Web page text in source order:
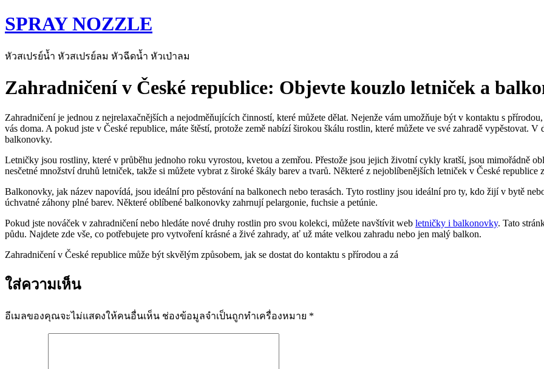
SPRAY NOZZLE
หัวสเปรย์น้ำ หัวสเปรย์ลม หัวฉีดน้ำ หัวเป่าลม
Zahradničení v České republice: Objevte kouzlo letniček a
Zahradničení je jednou z nejrelaxačnějších a nejodměňujících činností, které můžete dělat. Nejenže vám umožňuje být v kontaktu s
vás doma. A pokud jste v České republice, máte štěstí, protože země nabízí širokou škálu rostlin, které můžete ve své zahradě vypěstovat.
balkonovky.
Letničky jsou rostliny, které v průběhu jednoho roku vyrostou, kvetou a zemřou. Přestože jsou jejich životní cykly kratší, jsou mimořádně
nesčetné množství druhů letniček, takže si můžete vybrat z široké škály barev a tvarů. Některé z nejoblíbenějších letniček v České
Balkonovky, jak název napovídá, jsou ideální pro pěstování na balkonech nebo terasách. Tyto rostliny jsou ideální pro ty, kdo žijí v bytě
úchvatné záhony plné barev. Některé oblíbené balkonovky zahrnují pelargonie, fuchsie a petúnie.
Pokud jste nováček v zahradničení nebo hledáte nové druhy rostlin pro svou kolekci, můžete navštívit web letničky i balkonovky. Tato
půdu. Najdete zde vše, co potřebujete pro vytvoření krásné a živé zahrady, ať už máte velkou zahradu nebo jen malý balkon.
Zahradničení v České republice může být skvělým způsobem, jak se dostat do kontaktu s přírodou a zá
ใส่ความเห็น
อีเมลของคุณจะไม่แสดงให้คนอื่นเห็น ช่องข้อมูลจำเป็นถูกทำเครื่องหมาย *